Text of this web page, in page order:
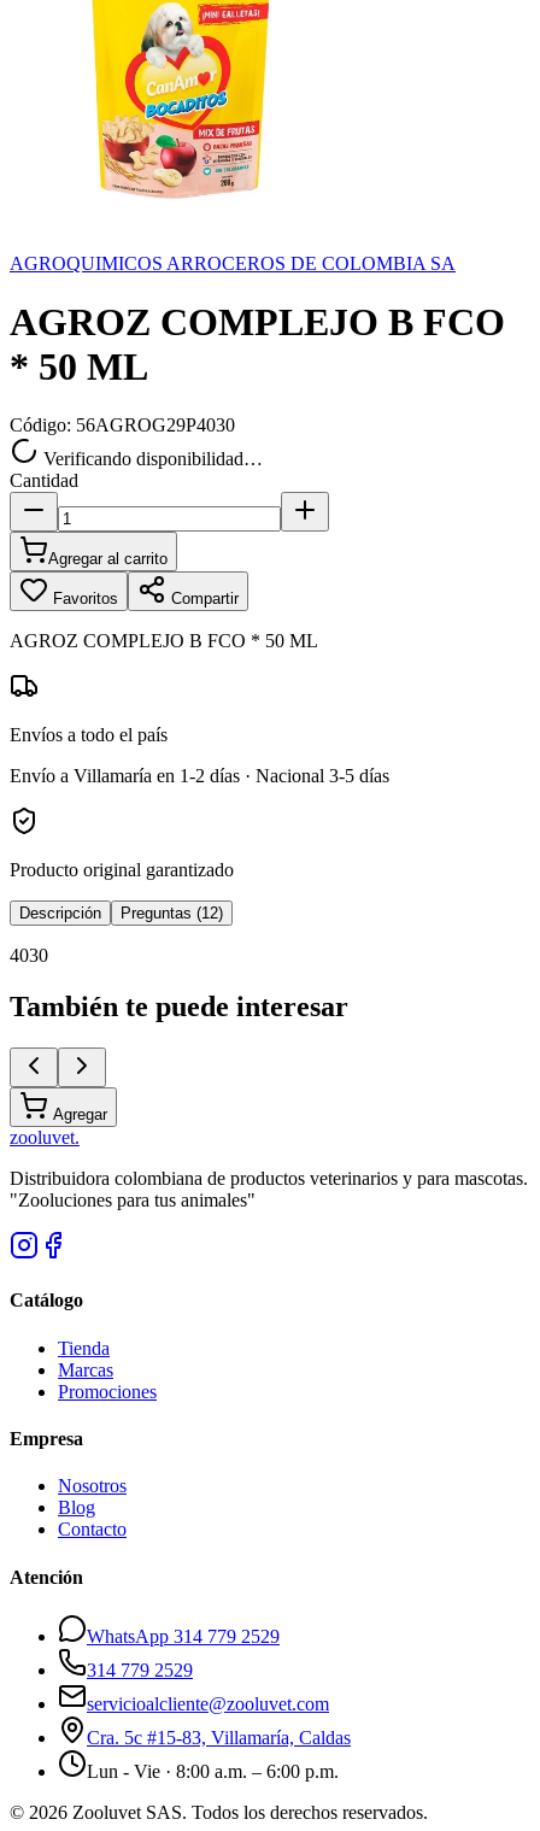
AGROQUIMICOS ARROCEROS DE COLOMBIA SA
AGROZ COMPLEJO B FCO
* 50 ML
Código: 56AGROG29P4030
Verificando disponibilidad…
Cantidad
Agregar al carrito
Favoritos Compartir
AGROZ COMPLEJO B FCO * 50 ML
Envíos a todo el país
Envío a Villamaría en 1-2 días · Nacional 3-5 días
Producto original garantizado
Descripción Preguntas (12)
4030
También te puede interesar
Agregar
zooluvet.
Distribuidora colombiana de productos veterinarios y para mascotas.
"Zooluciones para tus animales"
Catálogo
Tienda
Marcas
Promociones
Empresa
Nosotros
Blog
Contacto
Atención
WhatsApp 314 779 2529
314 779 2529
servicioalcliente@zooluvet.com
Cra. 5c #15-83, Villamaría, Caldas
Lun - Vie · 8:00 a.m. – 6:00 p.m.
© 2026 Zooluvet SAS. Todos los derechos reservados.